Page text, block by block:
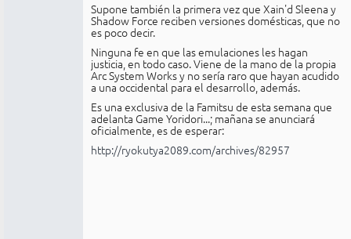
Supone también la primera vez que Xain'd Sleena y
Shadow Force reciben versiones domésticas, que no
es poco decir.
Ninguna fe en que las emulaciones les hagan
justicia, en todo caso. Viene de la mano de la propia
Arc System Works y no sería raro que hayan acudido
a una occidental para el desarrollo, además.
Es una exclusiva de la Famitsu de esta semana que
adelanta Game Yoridori...; mañana se anunciará
oficialmente, es de esperar:
http://ryokutya2089.com/archives/82957